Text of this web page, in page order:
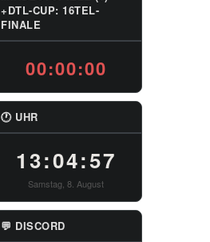
+DTL-CUP: 16TEL-
FINALE
00:00:00
🕐 UHR
13:04:58
Samstag, 8. August
💬 DISCORD